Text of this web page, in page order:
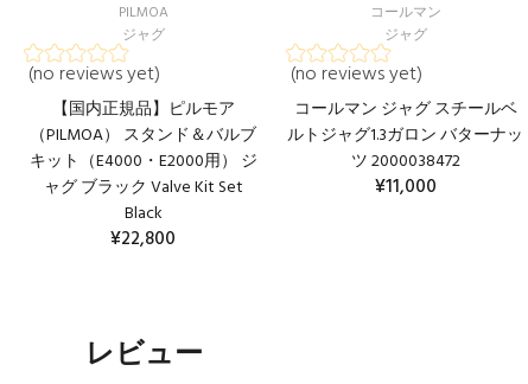
PILMOA
ジャグ
(no reviews yet)
【国内正規品】ピルモア
（PILMOA） スタンド＆バルブ
キット（E4000・E2000用） ジ
ャグ ブラック Valve Kit Set
Black
¥22,800
コールマン
ジャグ
(no reviews yet)
コールマン ジャグ スチールベ
ルトジャグ1.3ガロン バターナッ
ツ 2000038472
¥11,000
レビュー